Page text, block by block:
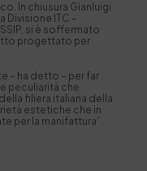
In chiusura Gianluigi
Divisione ITC –
si è soffermato
progettato per
– ha detto – per far
peculiarità che
filiera italiana della
estetiche che in
per la manifattura”.